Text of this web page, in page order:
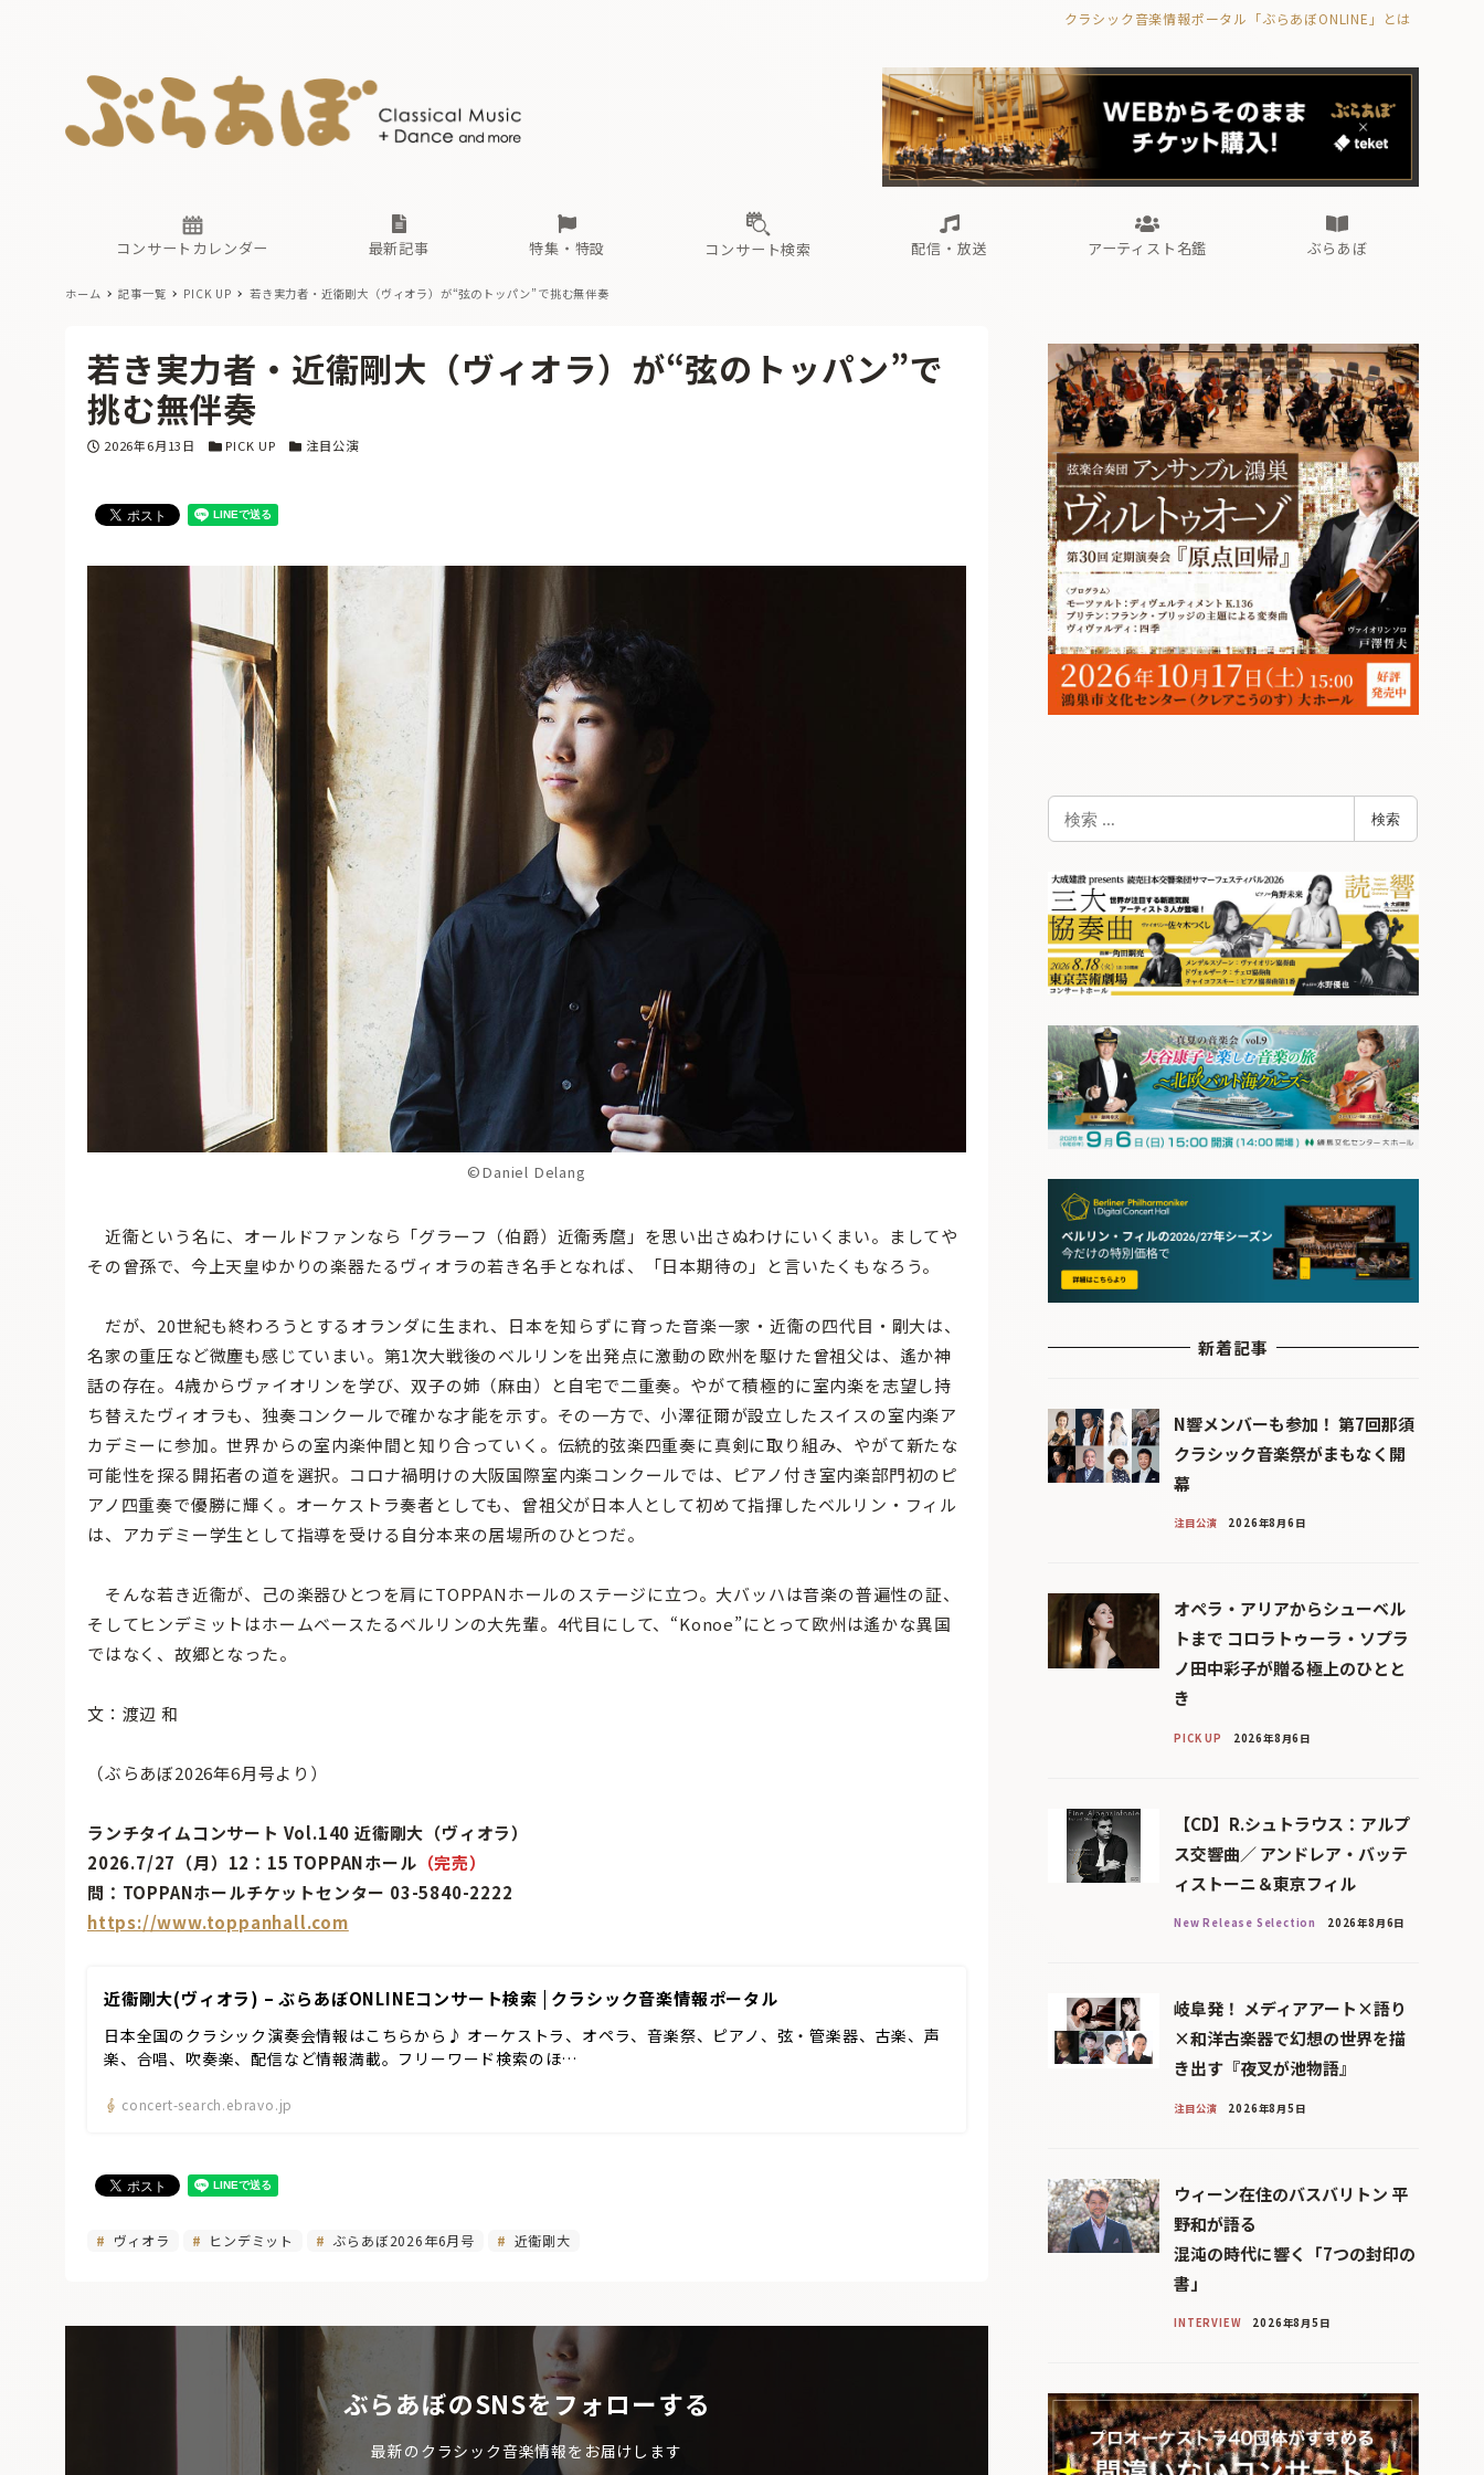
クラシック音楽情報ポータル「ぶらあぼONLINE」とは
コンサートカレンダー 最新記事
古楽とその先と オーケストラの楽屋から 海の向こうの音楽家 Aからの眺望 ぶらあぼブラス！
フォルテピアノ・オデッセイ
特集・特設
現場のプロが推す！間違いないオーケストラコンサート
過去の特集
コンサート検索 配信・放送
無料ライブ配信スケジュール 有料ライブ配信スケジュール
アーティスト名鑑
あ か た ま や わ
ぶらあぼ
古楽とその先と 海の向こうの音楽家 Aからの眺望 ぶらあぼブラス！
フォルテピアノ・オデッセイ
過去の特集
無料ライブ配信スケジュール
あ か さ
ホーム 記事一覧 PICK UP 若き実力者・近衞剛大（ヴィオラ）が“弦のトッパン”で挑む無伴奏
若き実力者・近衞剛大（ヴィオラ）が“弦のトッパン”で
挑む無伴奏
投稿日
2026年6月13日 カテゴリー
PICK UP カテゴリー
注目公演
©Daniel Delang
近衞という名に、オールドファンなら「グラーフ（伯爵）近衞秀麿」を思い出さぬわけにいくまい。ましてや
その曾孫で、今上天皇ゆかりの楽器たるヴィオラの若き名手となれば、「日本期待の」と言いたくもなろう。
だが、20世紀も終わろうとするオランダに生まれ、日本を知らずに育った音楽一家・近衞の四代目・剛大は、
名家の重圧など微塵も感じていまい。第1次大戦後のベルリンを出発点に激動の欧州を駆けた曾祖父は、遙か神
話の存在。4歳からヴァイオリンを学び、双子の姉（麻由）と自宅で二重奏。やがて積極的に室内楽を志望し持
ち替えたヴィオラも、独奏コンクールで確かな才能を示す。その一方で、小澤征爾が設立したスイスの室内楽ア
カデミーに参加。世界からの室内楽仲間と知り合っていく。伝統的弦楽四重奏に真剣に取り組み、やがて新たな
可能性を探る開拓者の道を選択。コロナ禍明けの大阪国際室内楽コンクールでは、ピアノ付き室内楽部門初のピ
アノ四重奏で優勝に輝く。オーケストラ奏者としても、曾祖父が日本人として初めて指揮したベルリン・フィル
は、アカデミー学生として指導を受ける自分本来の居場所のひとつだ。
そんな若き近衞が、己の楽器ひとつを肩にTOPPANホールのステージに立つ。大バッハは音楽の普遍性の証、
そしてヒンデミットはホームベースたるベルリンの大先輩。4代目にして、“Konoe”にとって欧州は遙かな異国
ではなく、故郷となった。
文：渡辺 和
（ぶらあぼ2026年6月号より）
ランチタイムコンサート Vol.140 近衞剛大（ヴィオラ）
2026.7/27（月）12：15 TOPPANホール （完売）
問：TOPPANホールチケットセンター 03-5840-2222
https://www.toppanhall.com
近衞剛大(ヴィオラ) – ぶらあぼONLINEコンサート検索 | クラシック音楽情報ポータル
日本全国のクラシック演奏会情報はこちらから♪ オーケストラ、オペラ、音楽祭、ピアノ、弦・管楽器、古楽、声
楽、合唱、吹奏楽、配信など情報満載。フリーワード検索のほ…
concert-search.ebravo.jp
ヴィオラ ヒンデミット ぶらあぼ2026年6月号 近衞剛大
ぶらあぼのSNSをフォローする
最新のクラシック音楽情報をお届けします
検
索
検索
新着記事
N響メンバーも参加！ 第7回那須
クラシック音楽祭がまもなく開
幕
注目公演 2026年8月6日
オペラ・アリアからシューベル
トまで コロラトゥーラ・ソプラ
ノ田中彩子が贈る極上のひとと
き
PICK UP 2026年8月6日
【CD】R.シュトラウス：アルプ
ス交響曲／ アンドレア・バッテ
ィストーニ＆東京フィル
New Release Selection 2026年8月6日
岐阜発！ メディアアート×語り
×和洋古楽器で幻想の世界を描
き出す『夜叉が池物語』
注目公演 2026年8月5日
ウィーン在住のバスバリトン 平
野和が語る
混沌の時代に響く「7つの封印の
書」
INTERVIEW 2026年8月5日